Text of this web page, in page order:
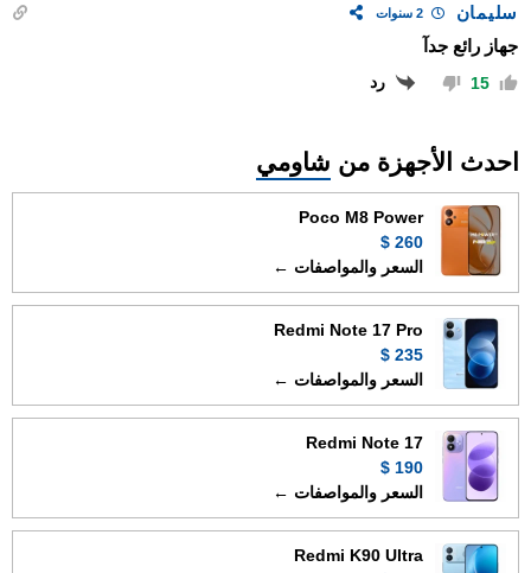
سليمان 2 سنوات
جهاز رائع جدآ
15 رد
احدث الأجهزة من شاومي
Poco M8 Power
260 $
السعر والمواصفات ←
Redmi Note 17 Pro
235 $
السعر والمواصفات ←
Redmi Note 17
190 $
السعر والمواصفات ←
Redmi K90 Ultra